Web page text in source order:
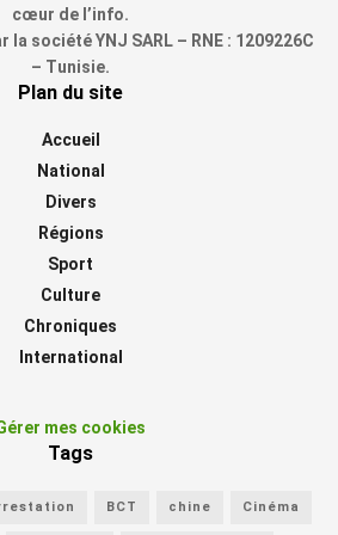
cœur de l’info.
société YNJ SARL – RNE : 1209226C
– Tunisie.
Plan du site
Accueil
National
Divers
Régions
Sport
Culture
Chroniques
International
mes cookies
Tags
BCT chine Cinéma